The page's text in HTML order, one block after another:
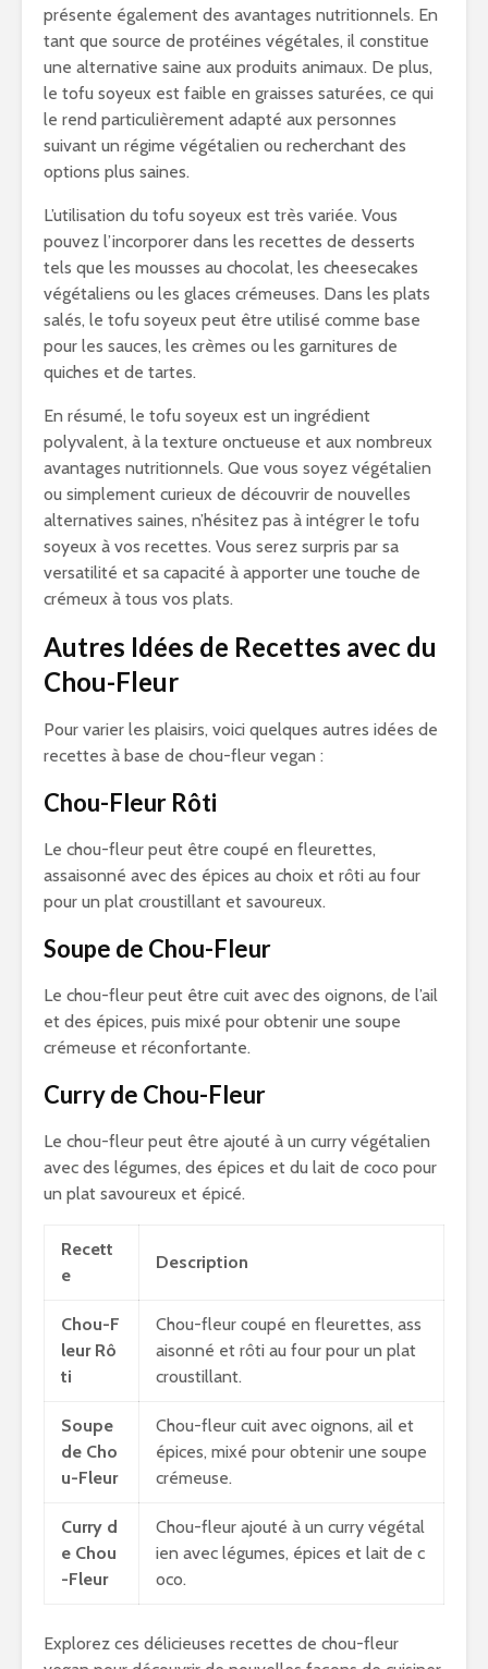
présente également des avantages nutritionnels. En
tant que source de protéines végétales, il constitue
une alternative saine aux produits animaux. De plus,
le tofu soyeux est faible en graisses saturées, ce qui
le rend particulièrement adapté aux personnes
suivant un régime végétalien ou recherchant des
options plus saines.
L’utilisation du tofu soyeux est très variée. Vous
pouvez l’incorporer dans les recettes de desserts
tels que les mousses au chocolat, les cheesecakes
végétaliens ou les glaces crémeuses. Dans les plats
salés, le tofu soyeux peut être utilisé comme base
pour les sauces, les crèmes ou les garnitures de
quiches et de tartes.
En résumé, le tofu soyeux est un ingrédient
polyvalent, à la texture onctueuse et aux nombreux
avantages nutritionnels. Que vous soyez végétalien
ou simplement curieux de découvrir de nouvelles
alternatives saines, n’hésitez pas à intégrer le tofu
soyeux à vos recettes. Vous serez surpris par sa
versatilité et sa capacité à apporter une touche de
crémeux à tous vos plats.
Autres Idées de Recettes avec du
Chou-Fleur
Pour varier les plaisirs, voici quelques autres idées de
recettes à base de chou-fleur vegan :
Chou-Fleur Rôti
Le chou-fleur peut être coupé en fleurettes,
assaisonné avec des épices au choix et rôti au four
pour un plat croustillant et savoureux.
Soupe de Chou-Fleur
Le chou-fleur peut être cuit avec des oignons, de l’ail
et des épices, puis mixé pour obtenir une soupe
crémeuse et réconfortante.
Curry de Chou-Fleur
Le chou-fleur peut être ajouté à un curry végétalien
avec des légumes, des épices et du lait de coco pour
un plat savoureux et épicé.
Recett
e
Description
Chou-F
leur Rô
ti
Chou-fleur coupé en fleurettes, ass
aisonné et rôti au four pour un plat
croustillant.
Soupe
de Cho
u-Fleur
Chou-fleur cuit avec oignons, ail et
épices, mixé pour obtenir une soupe
crémeuse.
Curry d
e Chou
-Fleur
Chou-fleur ajouté à un curry végétal
ien avec légumes, épices et lait de c
oco.
Explorez ces délicieuses recettes de chou-fleur